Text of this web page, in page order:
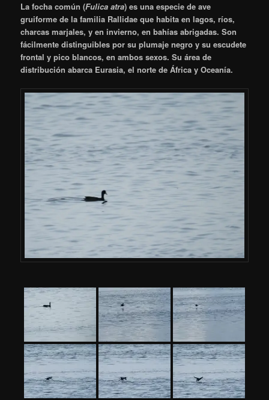
Lafocha común (Fulica atra) es una especie de ave
gruiforme de la familia Rallidae que habita en lagos, ríos,
charcas marjales, y en invierno, en bahías abrigadas. Son
fácilmente distinguibles por su plumaje negro y su escudete
frontal y pico blancos, en ambos sexos. Su área de
distribución abarca Eurasia, el norte de África y Oceanía.